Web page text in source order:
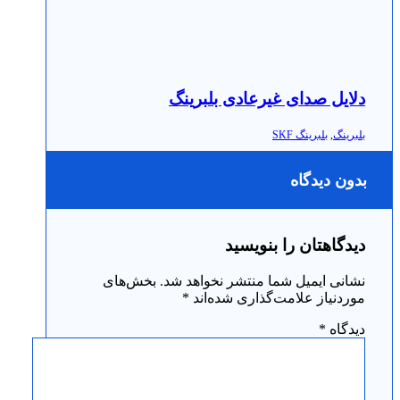
دلایل صدای غیرعادی بلبرینگ
بلبرینگ, بلبرینگ SKF
بدون دیدگاه
دیدگاهتان را بنویسید
نشانی ایمیل شما منتشر نخواهد شد. بخش‌های
موردنیاز علامت‌گذاری شده‌اند *
دیدگاه *